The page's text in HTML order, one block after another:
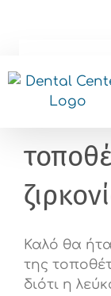
Μπορώ
Καλό θα
της
διότι η